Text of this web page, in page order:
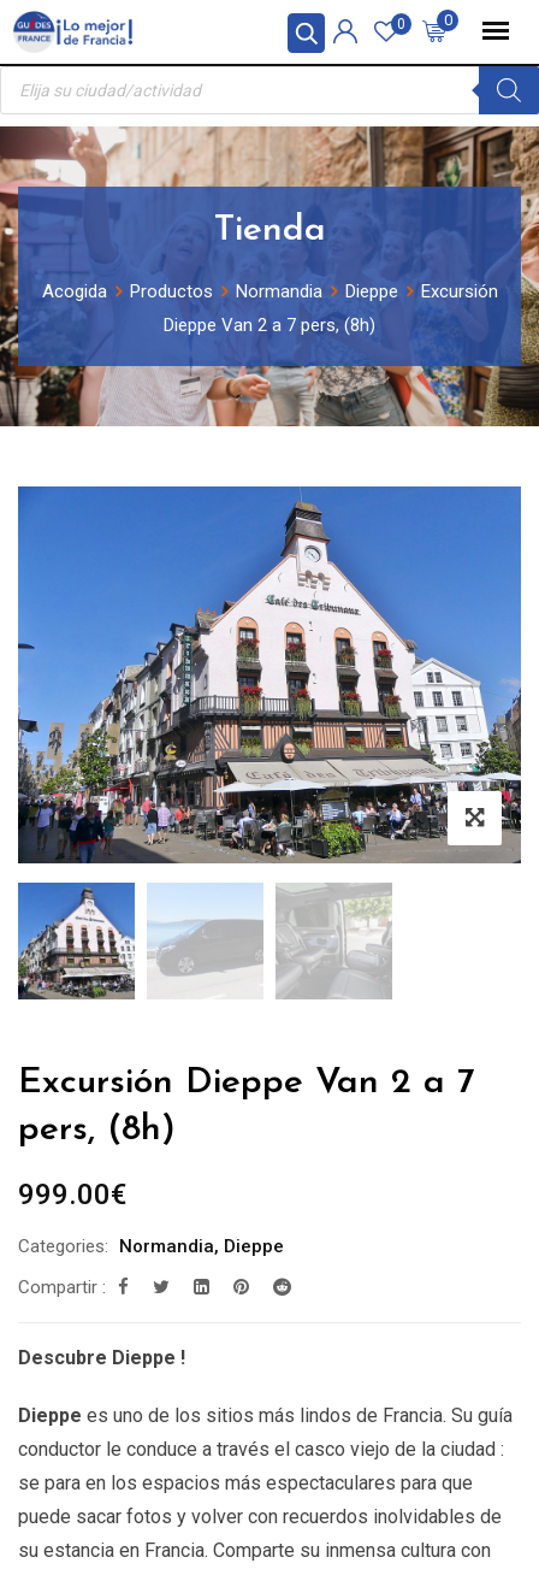
Panel de gestión de cookies
Skip
content
0
0
Búsqueda
productos
Tienda
Acogida Productos Normandia Dieppe
Excursión
Dieppe Van 2 a 7 pers, (8h)
Excursión Dieppe Van 2 a 7
pers, (8h)
999.00€
Categories: Normandia, Dieppe
Compartir :
Descubre Dieppe !
Dieppe es uno de los sitios más lindos de Francia. Su guía
conductor le conduce a través el casco viejo de la ciudad :
se para en los espacios más espectaculares para que
puede sacar fotos y volver con recuerdos inolvidables de
su estancia en Francia. Comparte su inmensa cultura con